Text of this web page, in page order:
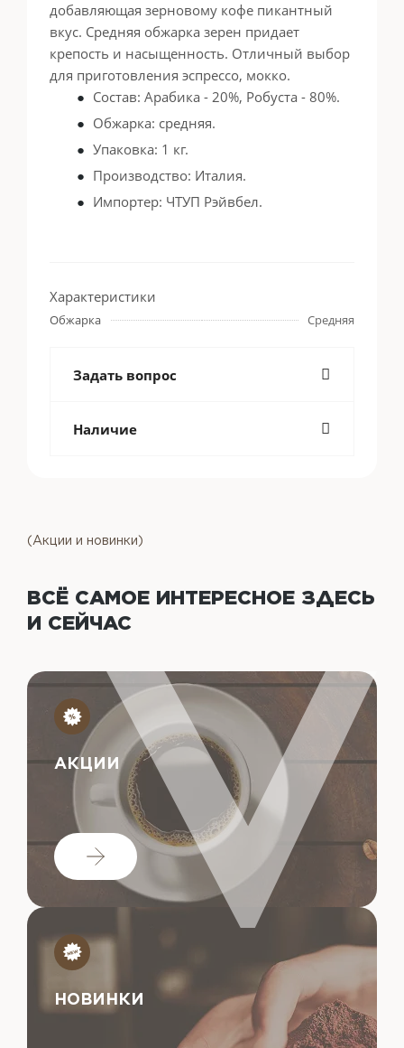
добавляющая зерновому кофе пикантный
вкус. Средняя обжарка зерен придает
крепость и насыщенность. Отличный выбор
для приготовления эспрессо, мокко.
Состав: Арабика - 20%, Робуста - 80%.
Обжарка: средняя.
Упаковка: 1 кг.
Производство: Италия.
Импортер: ЧТУП Рэйвбел.
Характеристики
Обжарка Средняя
Задать вопрос
Наличие
(Акции и новинки)
ВСЁ САМОЕ ИНТЕРЕСНОЕ ЗДЕСЬ
И СЕЙЧАС
АКЦИИ
НОВИНКИ